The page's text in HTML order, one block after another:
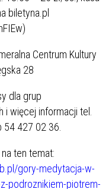
biletyna.pl
Centrum Kultury
28
dla grup
i więcej informacji tel.
427 02 36.
ten temat:
gory-medytacja-w-
podroznikiem-piotrem-